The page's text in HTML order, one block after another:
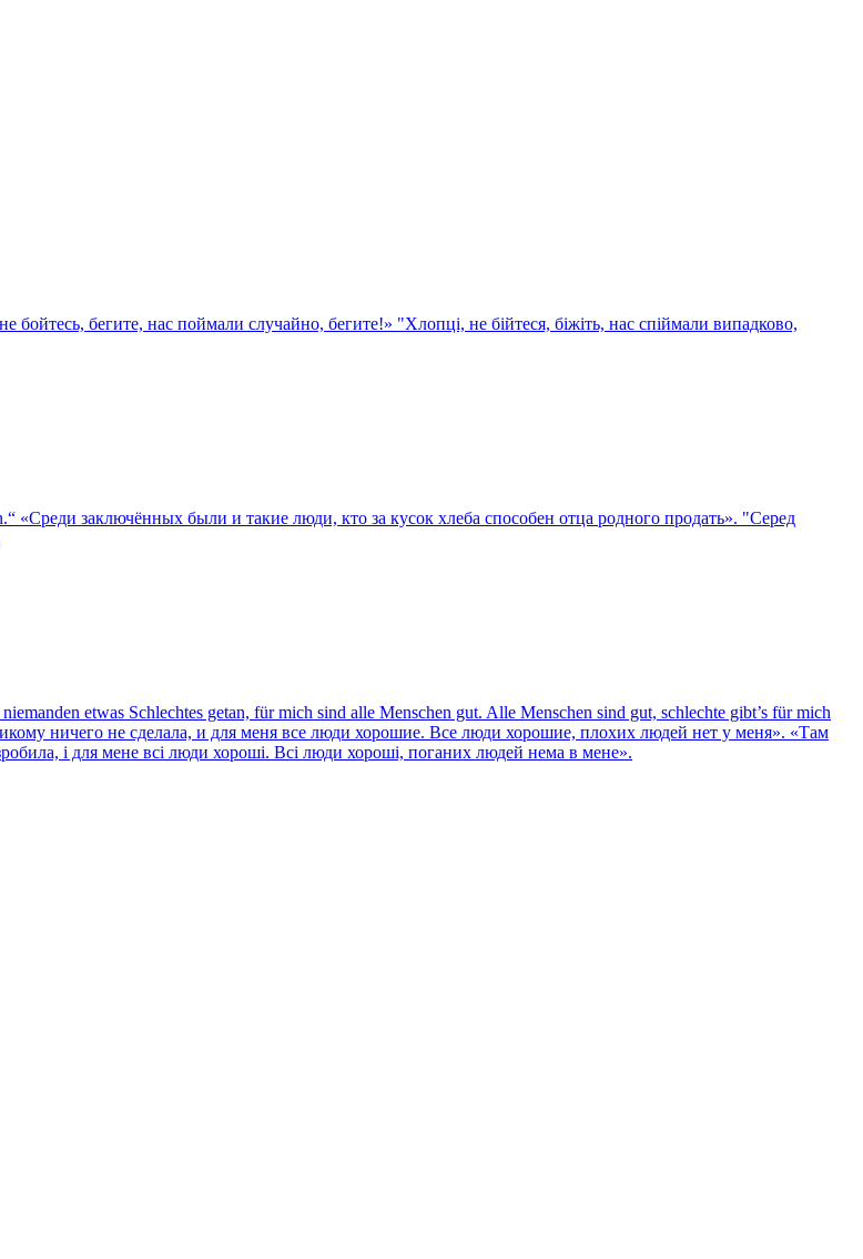
бойтесь, бегите, нас поймали случайно, бегите!» "Хлопці, не бійтеся, біжіть, нас спіймали випадково,
«Среди заключённых были и такие люди, кто за кусок хлеба способен отца родного продать». "Серед
etwas Schlechtes getan, für mich sind alle Menschen gut. Alle Menschen sind gut, schlechte gibt’s für mich
ничего не сделала, и для меня все люди хорошие. Все люди хорошие, плохих людей нет у меня». «Там
і для мене всі люди хороші. Всі люди хороші, поганих людей нема в мене».